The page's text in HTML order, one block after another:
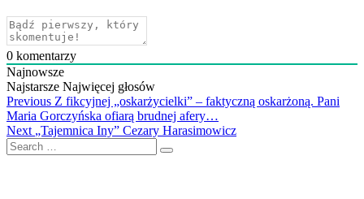
0 komentarzy
Najnowsze
Najstarsze Najwięcej głosów
Nawigacja
wpisu
Previous Previous
post:
Z fikcyjnej „oskarżycielki” – faktyczną oskarżoną. Pani
Maria Gorczyńska ofiarą brudnej afery…
Next
Next
post:
„Tajemnica Iny” Cezary Harasimowicz
Search
…